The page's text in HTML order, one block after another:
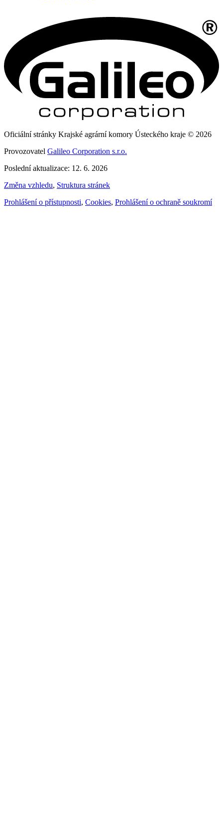
Oficiální stránky Krajské agrární komory Ústeckého kraje © 2026
Provozovatel Galileo Corporation s.r.o.
Poslední aktualizace: 12. 6. 2026
Změna vzhledu, Struktura stránek
Prohlášení o přístupnosti, Cookies, Prohlášení o ochraně soukromí